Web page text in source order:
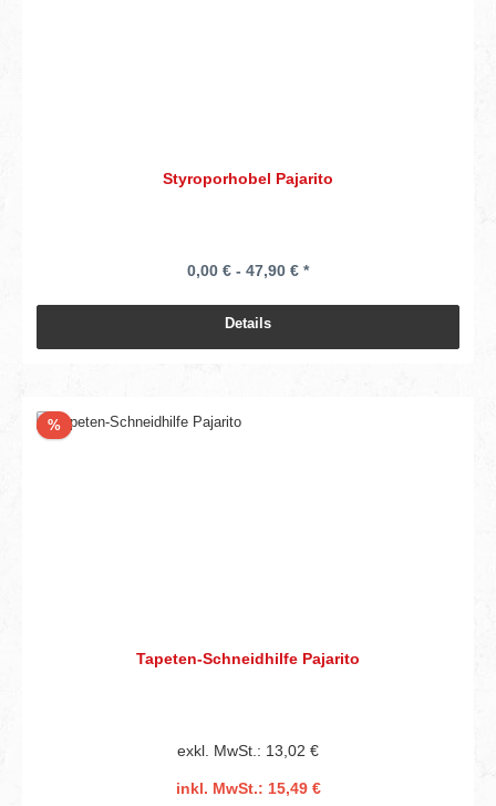
Styroporhobel Pajarito
0,00 € - 47,90 € *
Details
%Rabatt
Tapeten-Schneidhilfe Pajarito
exkl. MwSt.: 13,02 €
inkl. MwSt.: 15,49 €